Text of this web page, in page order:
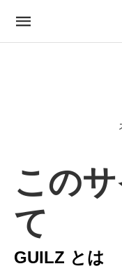
この
て
GUILZ とは